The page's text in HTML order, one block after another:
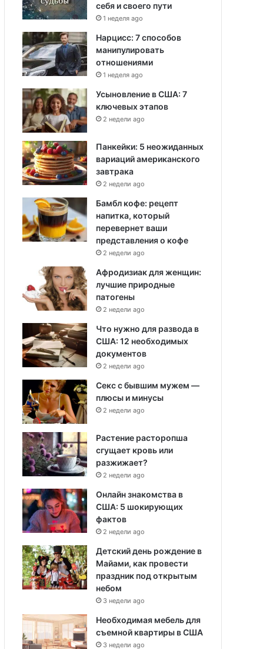
себя и своего пути
1 неделя ago
Нарцисс: 7 способов
манипулировать
отношениями
1 неделя ago
Усыновление в США: 7
ключевых этапов
2 недели ago
Панкейки: 5 неожиданных
вариаций американского
завтрака
2 недели ago
Бамбл кофе: рецепт
напитка, который
перевернет ваши
представления о кофе
2 недели ago
Афродизиак для женщин:
лучшие природные
патогены
2 недели ago
Что нужно для развода в
США: 12 необходимых
документов
2 недели ago
Секс с бывшим мужем —
плюсы и минусы
2 недели ago
Растение расторопша
сгущает кровь или
разжижает?
2 недели ago
Онлайн знакомства в
США: 5 шокирующих
фактов
2 недели ago
Детский день рождение в
Майами, как провести
праздник под открытым
небом
3 недели ago
Необходимая мебель для
съемной квартиры в США
3 недели ago